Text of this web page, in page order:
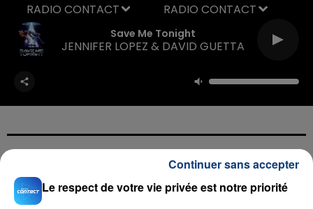
Save Me Tonight
JENNIFER LOPEZ & DAVID GUETTA
RADIO CONTACT
FIL D'ACTU
Le respect de votre vie privée est notre priorité
Continuer sans accepter